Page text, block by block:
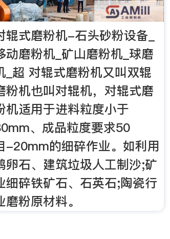
辊式磨粉机-石头砂粉设备_
动磨粉机_矿山磨粉机_球磨
_超 对辊式磨粉机又叫双辊
粉机也叫对辊机，对辊式磨
机适用于进料粒度小于
、成品粒度要求50
-20mm的细碎作业。如利用
卵石、建筑垃圾人工制沙;矿
细碎铁矿石、石英石;陶瓷行
磨粉原材料。